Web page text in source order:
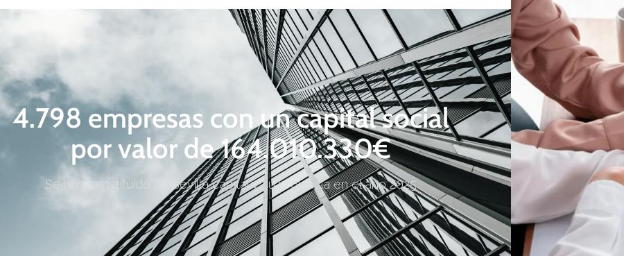
4.798 empresas con un capital social
por valor de 164.010.330€
Se han constituido en Sevilla capital y su provincia en el año 2025